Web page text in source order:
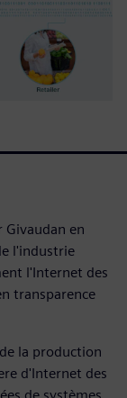
Givaudan en
l'industrie
l'Internet des
transparence
la production
d'Internet des
de systèmes